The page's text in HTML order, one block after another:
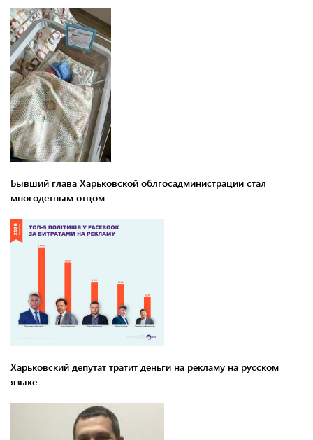
Бывший глава Харьковской облгосадминистрации стал
многодетным отцом
Харьковский депутат тратит деньги на рекламу на русском
языке